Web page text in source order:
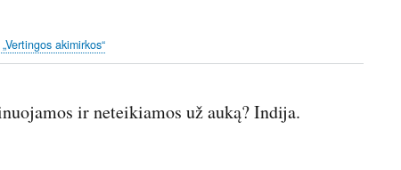
akimirkos“
ir neteikiamos už auką? Indija.